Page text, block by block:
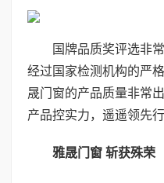
国牌品质奖评选非
经过国家检测机构的严
晟门窗的产品质量非常
产品控实力，遥遥领先行
雅晟门窗 斩获殊荣